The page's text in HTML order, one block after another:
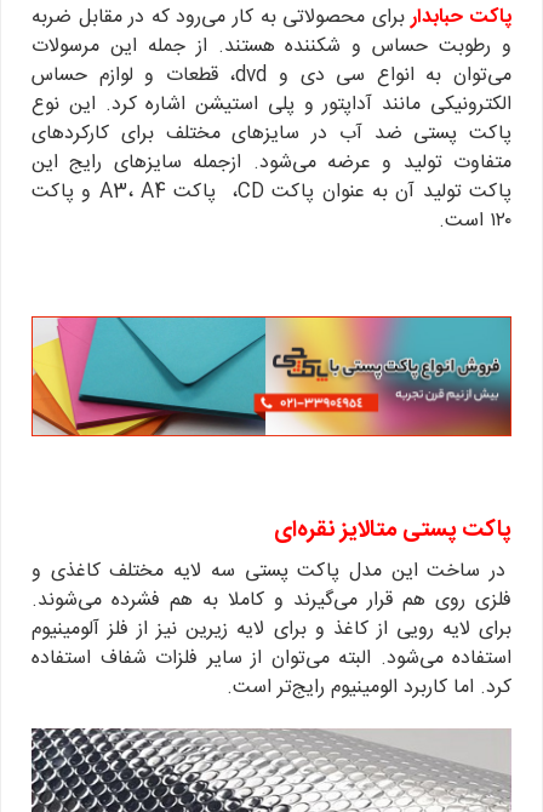
پاکت حبابداربرای محصولاتی به کار می‌رود که در مقابل ضربه
و رطوبت حساس و شکننده هستند. از جمله این مرسولات
می‌توان به انواع سی دی و dvd، قطعات و لوازم حساس
الکترونیکی مانند آداپتور و پلی استیشن اشاره کرد. این نوع
پاکت پستی ضد آب در سایزهای مختلف برای کارکردهای
متفاوت تولید و عرضه می‌شود. ازجمله سایزهای رایج این
پاکت تولید آن به عنوان پاکت CD، پاکت A3، A4 و پاکت
۱۲۰ است.
پاکت پستی متالایز نقره‌ای
در ساخت این مدل پاکت پستی سه لایه مختلف کاغذی و
فلزی روی هم قرار می‌گیرند و کاملا به هم فشرده می‌شوند.
برای لایه رویی از کاغذ و برای لایه زیرین نیز از فلز آلومینیوم
استفاده می‌شود. البته می‌توان از سایر فلزات شفاف استفاده
کرد. اما کاربرد الومینیوم رایج‌تر است.